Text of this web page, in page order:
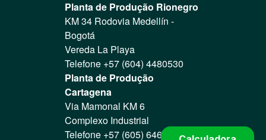
Planta de Produção Rionegro
KM 34 Rodovia Medellín -
Bogotá
Vereda La Playa
Telefone +57 (604) 4480530
Planta de Produção
Cartagena
Via Mamonal KM 6
Complexo Industrial
Telefone +57 (605) 6466004